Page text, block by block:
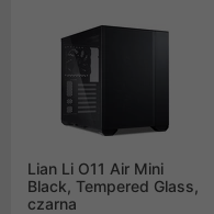
Lian Li O11 Air Mini
Black, Tempered Glass,
czarna